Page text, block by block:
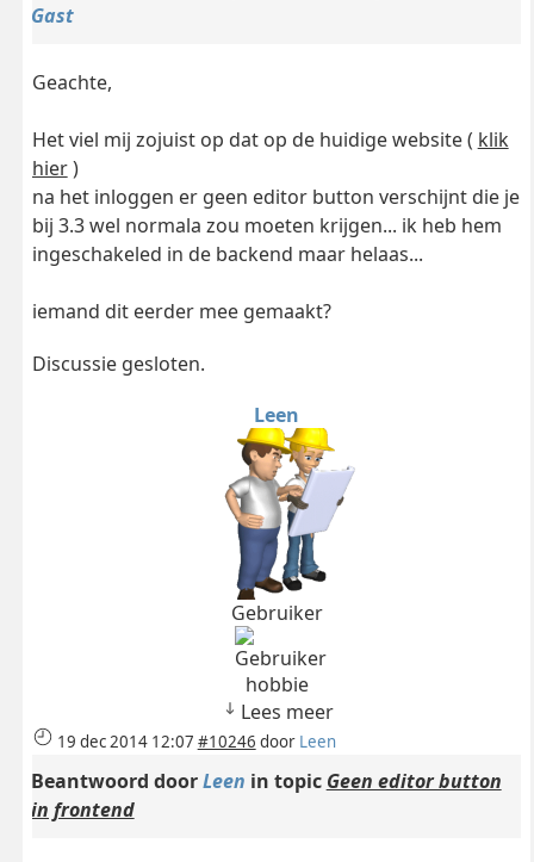
Gast
Geachte,
Het viel mij zojuist op dat op de huidige website ( klik
hier)
na het inloggen er geen editor button verschijnt die je
bij 3.3 wel normala zou moeten krijgen... ik heb hem
ingeschakeled in de backend maar helaas...
iemand dit eerder mee gemaakt?
Discussie gesloten.
Leen
Gebruiker
hobbie
Lees meer
19 dec 2014 12:07 #10246 door Leen
Beantwoord doorLeen in topic Geen editor button
in frontend